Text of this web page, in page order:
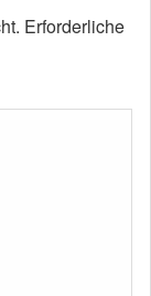
Erforderliche